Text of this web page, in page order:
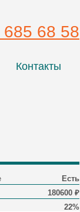
685 68 58
Контакты
Есть
180600 ₽
22%